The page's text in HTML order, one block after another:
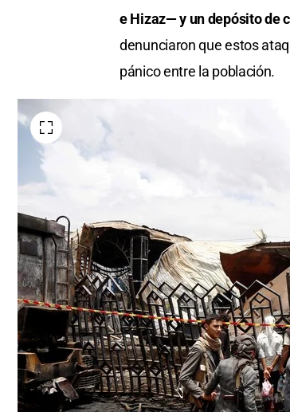
e Hizaz— y un depósito de
denunciaron que estos
pánico entre la población.